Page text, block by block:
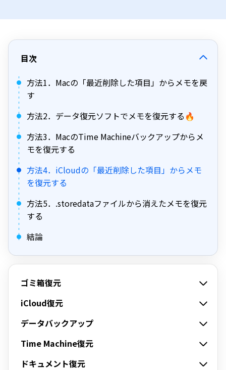
目次
方法1．Macの「最近削除した項目」からメモを戻
す
方法2．データ復元ソフトでメモを復元する🔥
方法3．MacのTime Machineバックアップからメ
モを復元する
方法4．iCloudの「最近削除した項目」からメモ
を復元する
方法5．.storedataファイルから消えたメモを復元
する
結論
ゴミ箱復元
iCloud復元
データバックアップ
Time Machine復元
ドキュメント復元